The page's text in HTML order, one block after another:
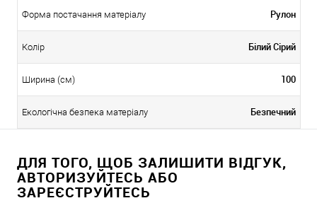
Форма постачання матеріалу Рулон
Колір Білий Сірий
Ширина (см) 100
Екологічна безпека матеріалу Безпечний
ДЛЯ ТОГО, ЩОБ ЗАЛИШИТИ ВІДГУК,
АВТОРИЗУЙТЕСЬ АБО
ЗАРЕЄСТРУЙТЕСЬ